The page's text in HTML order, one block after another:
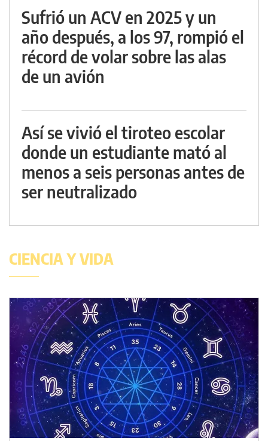
Sufrió un ACV en 2025 y un
año después, a los 97, rompió el
récord de volar sobre las alas
de un avión
Así se vivió el tiroteo escolar
donde un estudiante mató al
menos a seis personas antes de
ser neutralizado
CIENCIA Y VIDA